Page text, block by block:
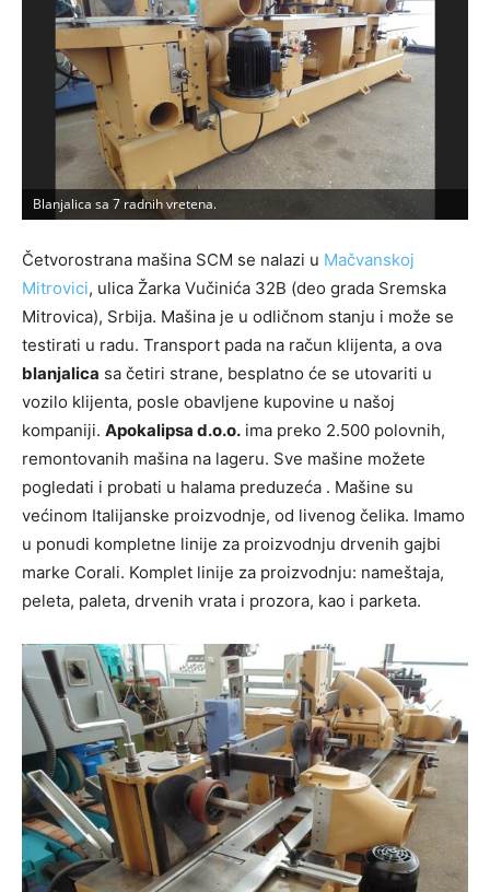
Blanjalica sa 7 radnih vretena.
Četvorostrana mašina SCM se nalazi u Mačvanskoj
Mitrovici, ulica Žarka Vučinića 32B (deo grada Sremska
Mitrovica), Srbija. Mašina je u odličnom stanju i može se
testirati u radu. Transport pada na račun klijenta, a ova
blanjalica sa četiri strane, besplatno će se utovariti u
vozilo klijenta, posle obavljene kupovine u našoj
kompaniji. Apokalipsa d.o.o. ima preko 2.500 polovnih,
remontovanih mašina na lageru. Sve mašine možete
pogledati i probati u halama preduzeća . Mašine su
većinom Italijanske proizvodnje, od livenog čelika. Imamo
u ponudi kompletne linije za proizvodnju drvenih gajbi
marke Corali. Komplet linije za proizvodnju: nameštaja,
peleta, paleta, drvenih vrata i prozora, kao i parketa.